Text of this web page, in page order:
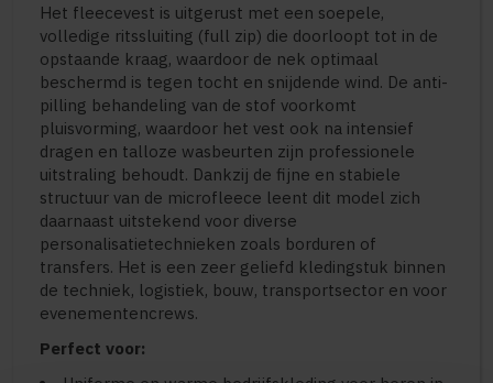
Het fleecevest is uitgerust met een soepele,
volledige ritssluiting (full zip) die doorloopt tot in de
opstaande kraag, waardoor de nek optimaal
beschermd is tegen tocht en snijdende wind. De anti-
pilling behandeling van de stof voorkomt
pluisvorming, waardoor het vest ook na intensief
dragen en talloze wasbeurten zijn professionele
uitstraling behoudt. Dankzij de fijne en stabiele
structuur van de microfleece leent dit model zich
daarnaast uitstekend voor diverse
personalisatietechnieken zoals borduren of
transfers. Het is een zeer geliefd kledingstuk binnen
de techniek, logistiek, bouw, transportsector en voor
evenementencrews.
Perfect voor: